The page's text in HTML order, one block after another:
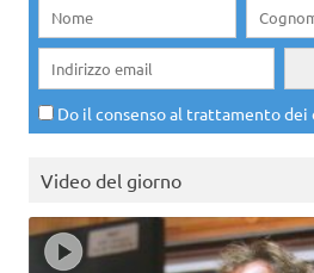
Do il consenso al trattamento dei
Video del giorno